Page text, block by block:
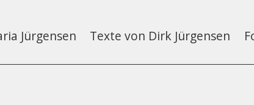
Jürgensen Texte von Dirk Jürgensen